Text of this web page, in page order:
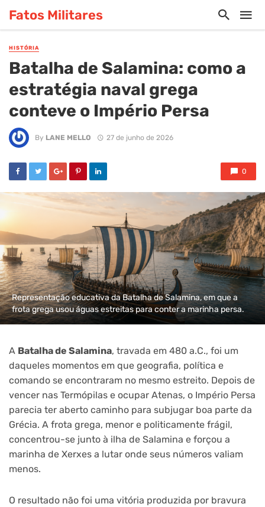
Fatos Militares
HISTÓRIA
Batalha de Salamina: como a
estratégia naval grega
conteve o Império Persa
By LANE MELLO 27 de junho de 2026
0
Representação educativa da Batalha de Salamina, em que a
frota grega usou águas estreitas para conter a marinha persa.
A Batalha de Salamina, travada em 480 a.C., foi um
daqueles momentos em que geografia, política e
comando se encontraram no mesmo estreito. Depois de
vencer nas Termópilas e ocupar Atenas, o Império Persa
parecia ter aberto caminho para subjugar boa parte da
Grécia. A frota grega, menor e politicamente frágil,
concentrou-se junto à ilha de Salamina e forçou a
marinha de Xerxes a lutar onde seus números valiam
menos.
O resultado não foi uma vitória produzida por bravura